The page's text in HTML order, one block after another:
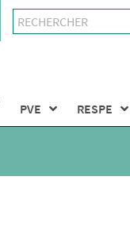
PVE RESPE